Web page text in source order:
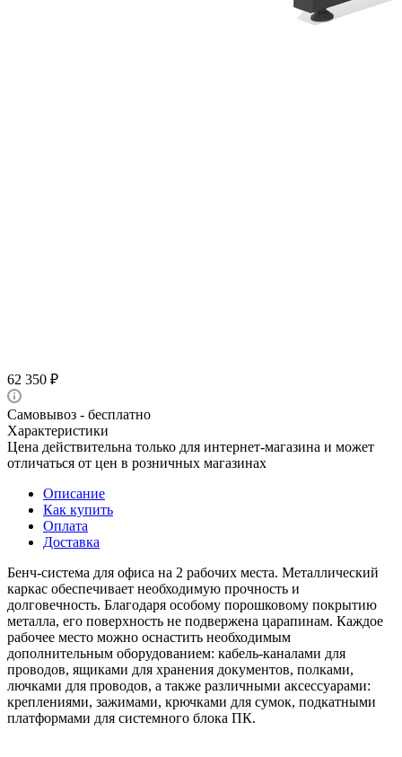
62 350 ₽
Самовывоз - бесплатно
Характеристики
Цена действительна только для интернет-магазина и может
отличаться от цен в розничных магазинах
Описание
Как купить
Оплата
Доставка
Бенч-система для офиса на 2 рабочих места. Металлический
каркас обеспечивает необходимую прочность и
долговечность. Благодаря особому порошковому покрытию
металла, его поверхность не подвержена царапинам. Каждое
рабочее место можно оснастить необходимым
дополнительным оборудованием: кабель-каналами для
проводов, ящиками для хранения документов, полками,
лючками для проводов, а также различными аксессуарами:
креплениями, зажимами, крючками для сумок, подкатными
платформами для системного блока ПК.